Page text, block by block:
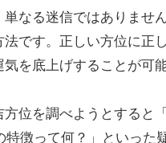
なる迷信ではありませ
法です。正しい方位に正
を底上げすることが可
方位を調べようとすると
特徴って何？」といった